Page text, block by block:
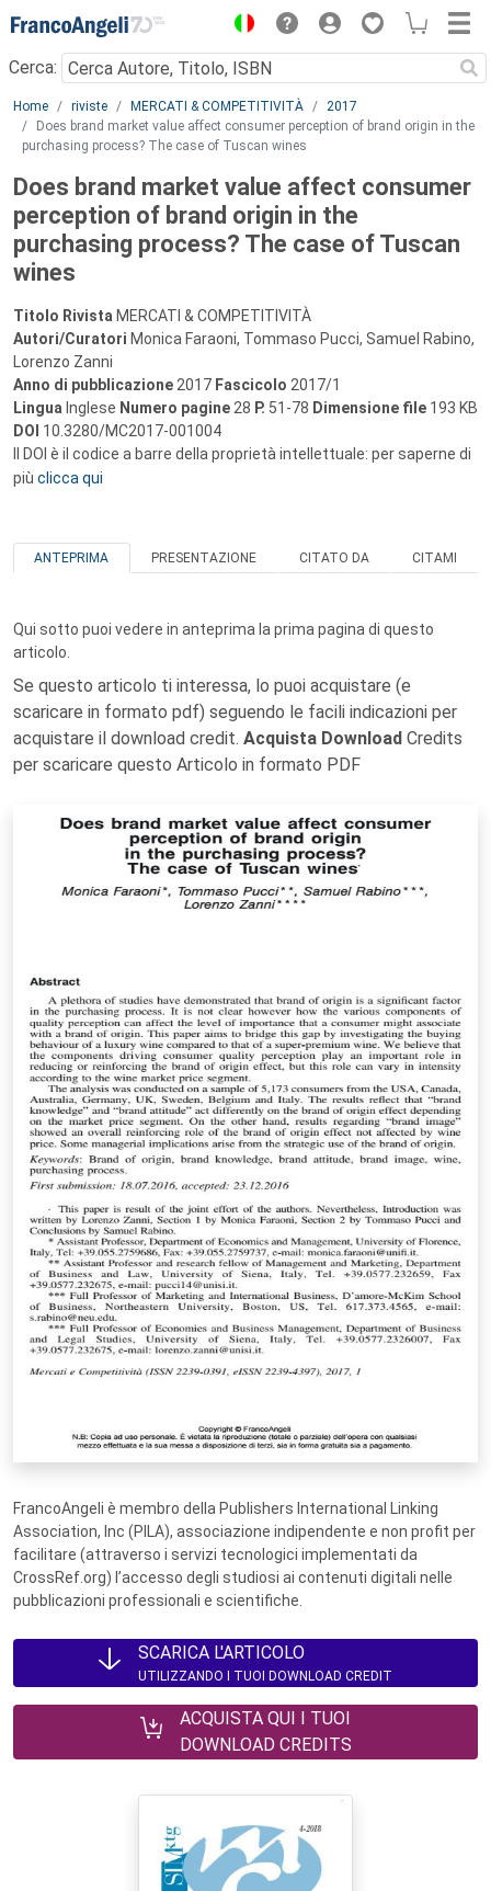
Menu
Cerca:
Main content
Home riviste MERCATI & COMPETITIVITÀ
2017
Does brand market value affect consumer perception of brand origin in the
purchasing process? The case of Tuscan wines
Does brand market value affect consumer
perception of brand origin in the
purchasing process? The case of Tuscan
wines
Titolo Rivista MERCATI & COMPETITIVITÀ
Autori/Curatori Monica Faraoni, Tommaso Pucci, Samuel Rabino,
Lorenzo Zanni
Anno di pubblicazione 2017 Fascicolo 2017/1
Lingua Inglese Numero pagine 28 P. 51-78 Dimensione file 193 KB
DOI 10.3280/MC2017-001004
Il DOI è il codice a barre della proprietà intellettuale: per saperne di
più clicca qui
ANTEPRIMA PRESENTAZIONE CITATO DA CITAMI
Qui sotto puoi vedere in anteprima la prima pagina di questo
articolo.
Se questo articolo ti interessa, lo puoi acquistare (e
scaricare in formato pdf) seguendo le facili indicazioni per
acquistare il download credit. Acquista Download Credits
per scaricare questo Articolo in formato PDF
FrancoAngeli è membro della Publishers International Linking
Association, Inc (PILA), associazione indipendente e non profit per
facilitare (attraverso i servizi tecnologici implementati da
CrossRef.org) l’accesso degli studiosi ai contenuti digitali nelle
pubblicazioni professionali e scientifiche.
SCARICA L'ARTICOLO
UTILIZZANDO I TUOI DOWNLOAD CREDIT
ACQUISTA QUI I TUOI
DOWNLOAD CREDITS